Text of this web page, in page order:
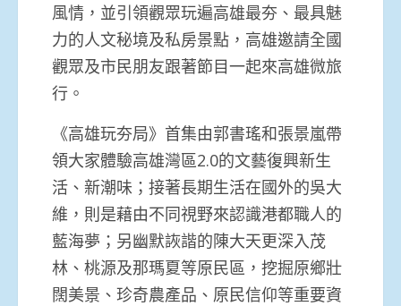
風情，並引領觀眾玩遍高雄最夯、最具魅
力的人文秘境及私房景點，高雄邀請全國
觀眾及市民朋友跟著節目一起來高雄微旅
行。
《高雄玩夯局》首集由郭書瑤和張景嵐帶
領大家體驗高雄灣區2.0的文藝復興新生
活、新潮味；接著長期生活在國外的吳大
維，則是藉由不同視野來認識港都職人的
藍海夢；另幽默詼諧的陳大天更深入茂
林、桃源及那瑪夏等原民區，挖掘原鄉壯
闊美景、珍奇農產品、原民信仰等重要資